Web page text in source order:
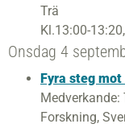
Trä
Kl.13:00-
Onsdag 4
Fyra steg
Forskning,